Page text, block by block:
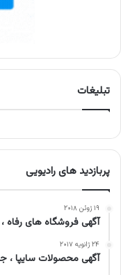
تبلیغات
پربازدید های رادیویی
۱۹ ژوئن ۲۰۱۸
آگهی فروشگاه های
۲۴ ژانویه ۲۰۱۷
آگهی محصولات سایپا ،